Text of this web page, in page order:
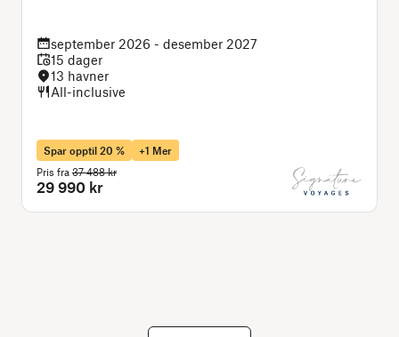
september 2026 - desember 2027
15 dager
13 havner
All-inclusive
Spar opptil 20 %
+1 Mer
Pris fra 37 488 kr
29 990 kr